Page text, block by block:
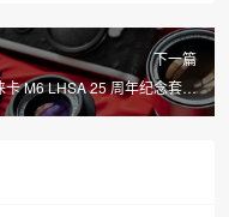
下一篇
卡 M6 LHSA 25 周年纪念套机
（No.1938008）